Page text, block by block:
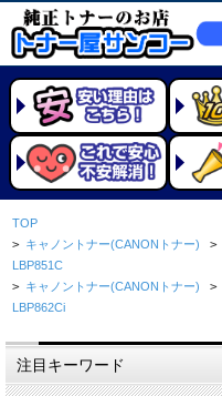
TOP
> キャノントナー(CANONトナー) >
LBP851C
> キャノントナー(CANONトナー) >
LBP862Ci
注目キーワード